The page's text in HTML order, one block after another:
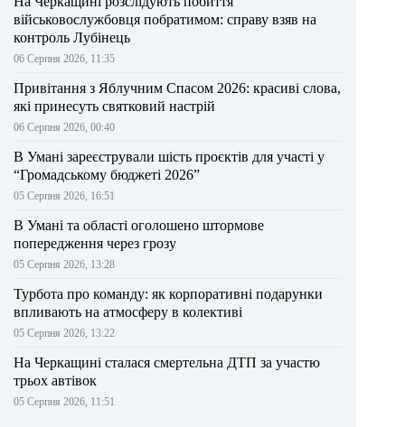
військовослужбовця побратимом: справу взяв на
контроль Лубінець
06 Серпня 2026, 11:35
Привітання з Яблучним Спасом 2026: красиві слова,
які принесуть святковий настрій
06 Серпня 2026, 00:40
В Умані зареєстрували шість проєктів для участі у
“Громадському бюджеті 2026”
05 Серпня 2026, 16:51
В Умані та області оголошено штормове
попередження через грозу
05 Серпня 2026, 13:28
Турбота про команду: як корпоративні подарунки
впливають на атмосферу в колективі
05 Серпня 2026, 13:22
На Черкащині сталася смертельна ДТП за участю
трьох автівок
05 Серпня 2026, 11:51